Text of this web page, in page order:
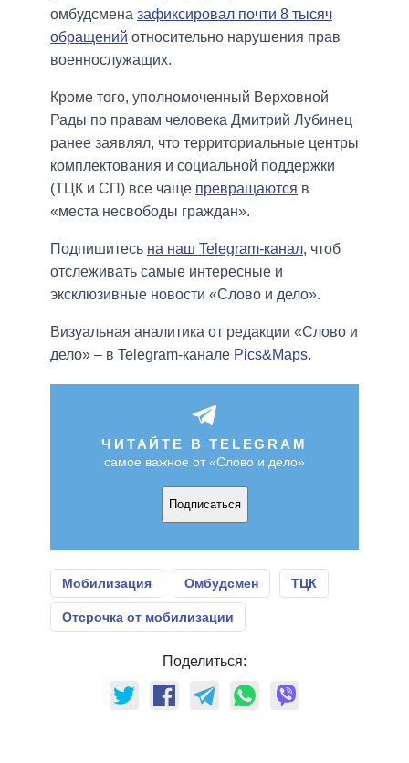
омбудсмена зафиксировал почти 8 тысяч
обращений относительно нарушения прав
военнослужащих.
Кроме того, уполномоченный Верховной
Рады по правам человека Дмитрий Лубинец
ранее заявлял, что территориальные центры
комплектования и социальной поддержки
(ТЦК и СП) все чаще превращаются в
«места несвободы граждан».
Подпишитесь на наш Telegram-канал, чтоб
отслеживать самые интересные и
эксклюзивные новости «Слово и дело».
Визуальная аналитика от редакции «Слово и
дело» – в Telegram-канале Pics&Maps.
ЧИТАЙТЕ В TELEGRAM
самое важное от «Слово и дело»
Подписаться
Мобилизация Омбудсмен ТЦК
Отсрочка от мобилизации
Поделиться: